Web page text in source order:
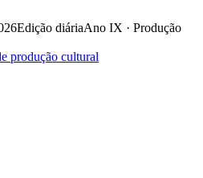
Edição diáriaAno IX · Produção
produção cultural